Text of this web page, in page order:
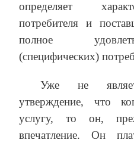
определяет
потребителя и
полное
(специфических)
Уже не
утверждение, что
услугу, то он,
впечатление. Он